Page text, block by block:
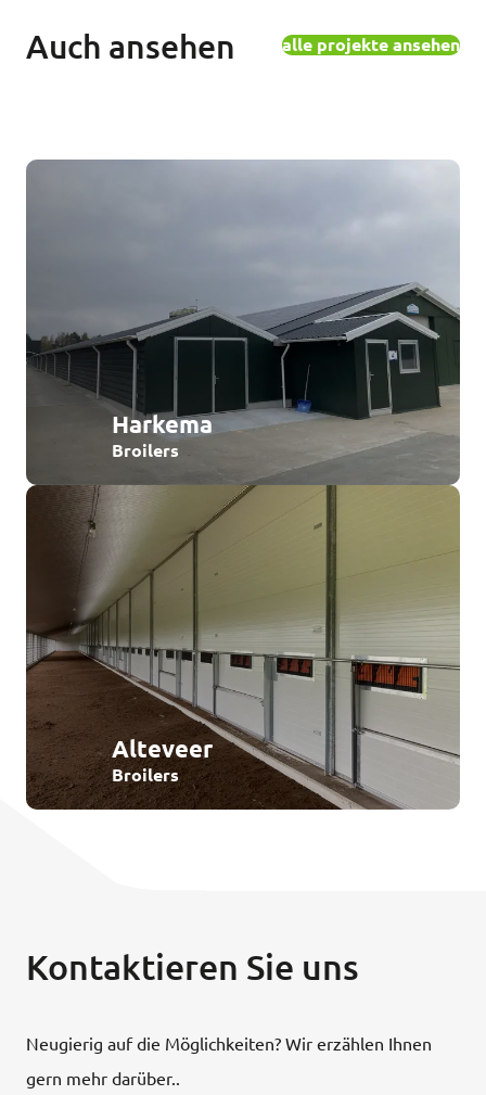
Auch ansehen alle projekte ansehen
Harkema
Broilers
Alteveer
Broilers
Kontaktieren Sie uns
Neugierig auf die Möglichkeiten? Wir erzählen Ihnen
gern mehr darüber..